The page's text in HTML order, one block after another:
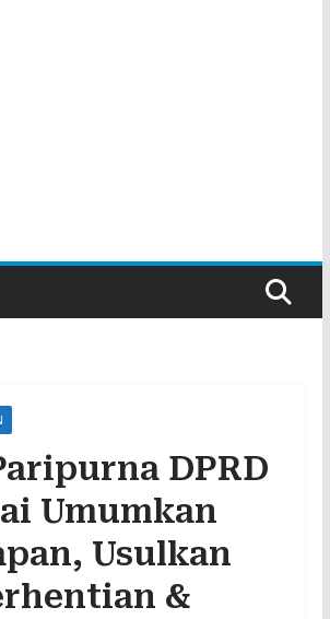
DPRD
Umumkan
Usulkan
&